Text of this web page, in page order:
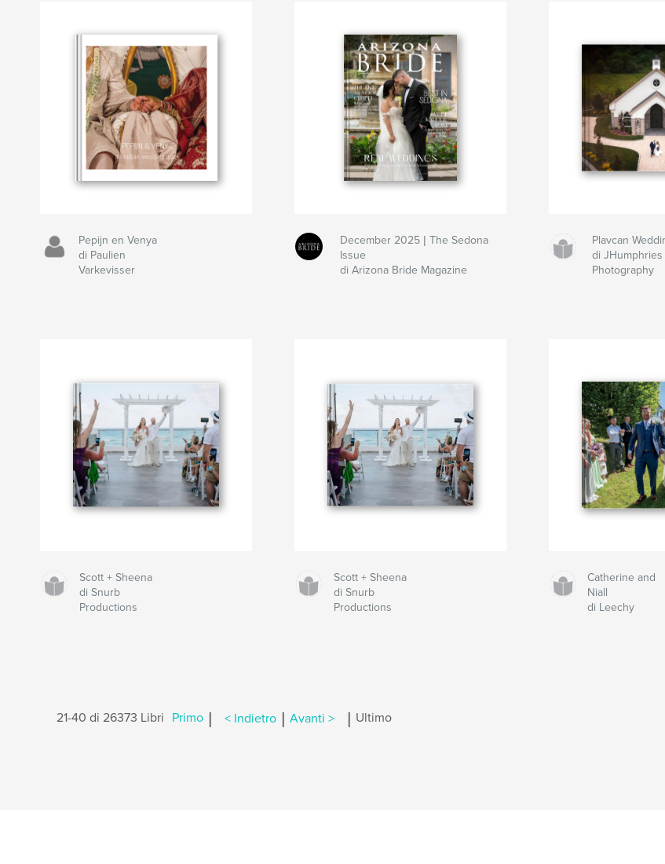
Pepijn en Venya
di Paulien
Varkevisser
December 2025 | The Sedona
Issue
di Arizona Bride Magazine
Plavcan
di JHumphries
Photography
Scott + Sheena
di Snurb
Productions
Scott + Sheena
di Snurb
Productions
Catherine and
Niall
di Leechy
21-40 di 26373 Libri Primo < Indietro Avanti > Ultimo